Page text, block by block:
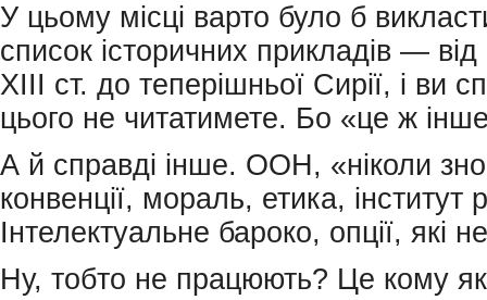
У цьому місці варто було б
список історичних прикладів — від
XIII ст. до теперішньої Сирії, і ви
цього не читатимете. Бо «це ж
А й справді інше. ООН, «ніколи
конвенції, мораль, етика, інститут
Інтелектуальне бароко, опції, які
Ну, тобто не працюють? Це кому